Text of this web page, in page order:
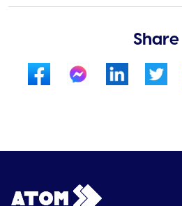
Share